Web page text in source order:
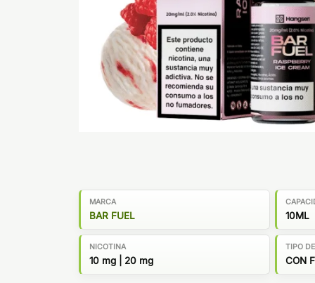
MARCA
BAR FUEL 10ML
NICOTINA
10 mg | 20 mg
TIPO
CON